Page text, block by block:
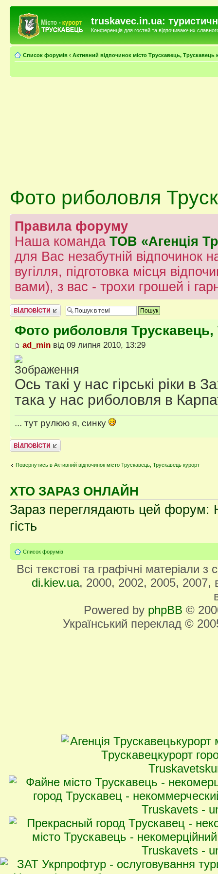
truskavec.in.ua:
Конференція для гостей та відпочиваючих
Список форумів ‹ Активний відпочинок місто Трускавець, Трускавець
Фото риболовля
Правила форуму
Наша команда ТОВ «Агенція
для Вас незабутній відпочинок
вугілля, підготовка місця
вами), з вас - трохи грошей і
Відповісти
Фото риболовля Трускавець,
ad_min від 09 липня 2010, 13:29
Ось такі у нас гірські ріки в
така у нас риболовля в
... тут рулюю я, синку
Відповісти
Повернутись в Активний відпочинок місто Трускавець, Трускавець курорт
ХТО ЗАРАЗ ОНЛАЙН
Зараз переглядають цей форум:
гість
Список форумів
Всі текстові та графічні матеріали
di.kiev.ua, 2000, 2002, 2005, 2007,
Powered by phpBB ©
Український переклад ©